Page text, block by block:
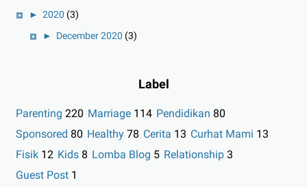
► 2020 (3)
► December 2020 (3)
Label
Parenting 220 Marriage 114 Pendidikan 80
Sponsored 80 Healthy 78 Cerita 13 Curhat Mami 13
Fisik 12 Kids 8 Lomba Blog 5 Relationship 3
Guest Post 1